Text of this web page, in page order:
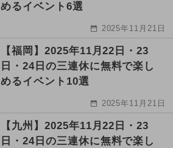
めるイベント6選
2025年11月21日
【福岡】2025年11月22日・23
日・24日の三連休に無料で楽し
めるイベント10選
2025年11月21日
【九州】2025年11月22日・23
日・24日の三連休に無料で楽し